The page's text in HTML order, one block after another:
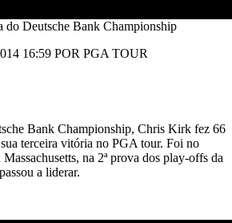
do Deutsche Bank Championship
16:59 POR PGA TOUR
Bank Championship, Chris Kirk fez 66
sua terceira vitória no PGA tour. Foi no
na 2ª prova dos play-offs da
a liderar.